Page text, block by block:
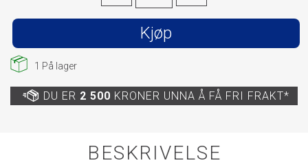
Kjøp
1 På lager
DU ER 2 500 KRONER UNNA Å FÅ FRI FRAKT*
BESKRIVELSE